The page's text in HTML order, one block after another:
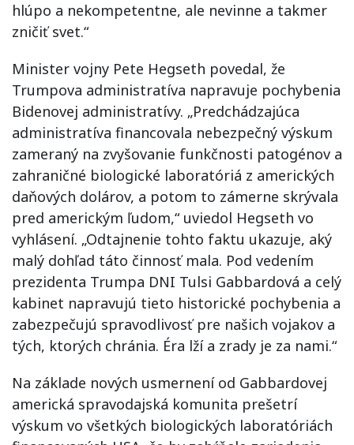
hlúpo a nekompetentne, ale nevinne a takmer
zničiť svet.“
Minister vojny Pete Hegseth povedal, že
Trumpova administratíva napravuje pochybenia
Bidenovej administratívy. „Predchádzajúca
administratíva financovala nebezpečný výskum
zameraný na zvyšovanie funkčnosti patogénov a
zahraničné biologické laboratóriá z amerických
daňových dolárov, a potom to zámerne skrývala
pred americkým ľudom,“ uviedol Hegseth vo
vyhlásení. „Odtajnenie tohto faktu ukazuje, aký
malý dohľad táto činnosť mala. Pod vedením
prezidenta Trumpa DNI Tulsi Gabbardová a celý
kabinet napravujú tieto historické pochybenia a
zabezpečujú spravodlivosť pre našich vojakov a
tých, ktorých chránia. Éra lží a zrady je za nami.“
Na základe nových usmernení od Gabbardovej
americká spravodajská komunita prešetrí
výskum vo všetkých biologických laboratóriách